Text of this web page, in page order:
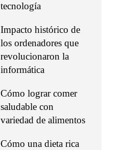
tecnología
Impacto histórico de
los ordenadores que
revolucionaron la
informática
Cómo lograr comer
saludable con
variedad de alimentos
Cómo una dieta rica